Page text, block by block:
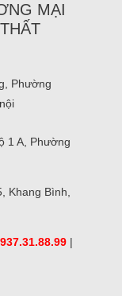
MẠI
Phường
1 A, Phường
Khang Bình,
|